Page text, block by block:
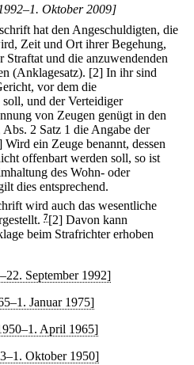
Oktober 2009]
hat den Angeschuldigten, die
Zeit und Ort ihrer Begehung,
Straftat und die anzuwendenden
(Anklagesatz). [2] In ihr sind
vor dem die
und der Verteidiger
von Zeugen genügt in den
2 Satz 1 die Angabe der
Wird ein Zeuge benannt, dessen
offenbart werden soll, so ist
des Wohn- oder
dies entsprechend.
wird auch das wesentliche
7[2] Davon kann
beim Strafrichter erhoben
September 1992]
Januar 1975]
April 1965]
Oktober 1950]